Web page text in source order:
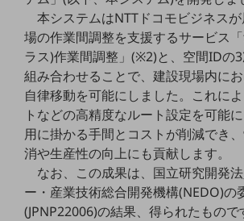
電話・映像コミュニケーション
セキュリティ
データ利活用
運用管理
本システムはNTTドコモビジネス
場の作業間調整を支援するサービス
ラス)作業間調整」(※2)と、空間IDの
組み合わせることで、建設現場内に
自律移動を可能にしました。これに
トなどの高精度なルート設定を可能
用に掛かる手間とコストが削減でき
消や生産性の向上にも貢献します。
なお、この成果は、国立研究開発
ー・産業技術総合開発機構(NEDO)の
(JPNP22006)の結果、得られたもので